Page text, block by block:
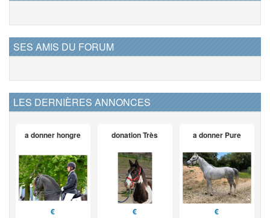
SES AMIS DU FORUM
LES DERNIÈRES ANNONCES
a donner hongre
€
donation Très
€
a donner Pure
€